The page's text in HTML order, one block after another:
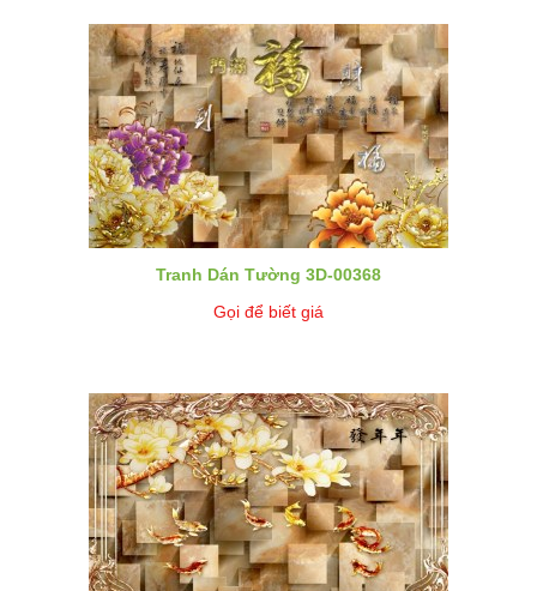
Tranh Dán Tường 3D-00368
Gọi để biết giá